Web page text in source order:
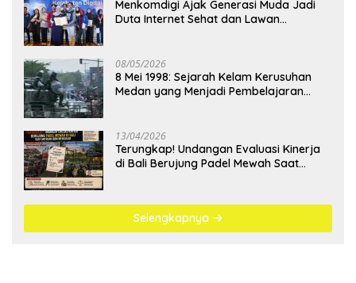
Menkomdigi Ajak Generasi Muda Jadi
Duta Internet Sehat dan Lawan
08/05/2026
8 Mei 1998: Sejarah Kelam Kerusuhan
Medan yang Menjadi Pembelajaran
13/04/2026
Terungkap! Undangan Evaluasi Kinerja
di Bali Berujung Padel Mewah Saat
Selengkapnya